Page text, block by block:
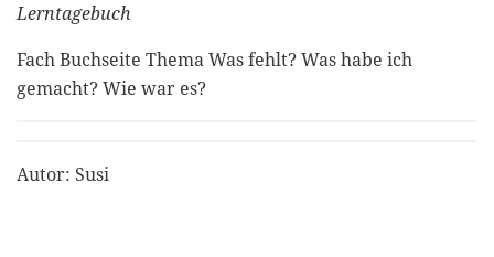
Lerntagebuch
Fach Buchseite Thema Was fehlt? Was habe ich
gemacht? Wie war es?
Autor: Susi